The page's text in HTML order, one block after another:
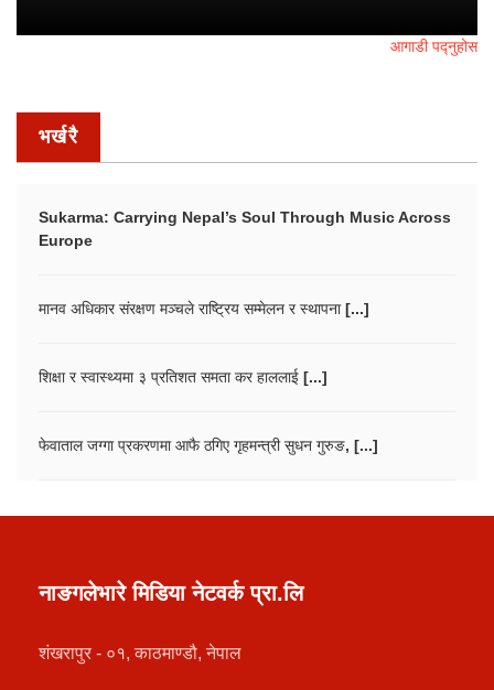
आगाडी पद्नुहोस
भर्खरै
Sukarma: Carrying Nepal’s Soul Through Music Across
Europe
मानव अधिकार संरक्षण मञ्चले राष्ट्रिय सम्मेलन र स्थापना [...]
शिक्षा र स्वास्थ्यमा ३ प्रतिशत समता कर हाललाई [...]
फेवाताल जग्गा प्रकरणमा आफै ठगिए गृहमन्त्री सुधन गुरुङ, [...]
नाङगलेभारे मिडिया नेटवर्क प्रा.लि
शंखरापुर - ०१, काठमाण्डौ, नेपाल